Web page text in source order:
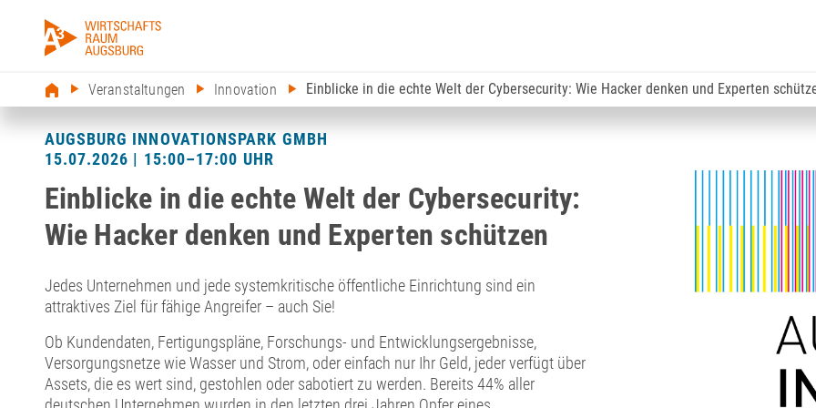
Veranstaltungen Innovation Einblicke in die echte Welt der Cybersecurity: Wie Hacker denken und Experten
AUGSBURG INNOVATIONSPARK GMBH
15.07.2026 | 15:00–17:00 UHR
Einblicke in die echte Welt der Cybersecurity:
Wie Hacker denken und Experten schützen
Jedes Unternehmen und jede systemkritische öffentliche Einrichtung sind ein
attraktives Ziel für fähige Angreifer – auch Sie!
Ob Kundendaten, Fertigungspläne, Forschungs- und Entwicklungsergebnisse,
Versorgungsnetze wie Wasser und Strom, oder einfach nur Ihr Geld, jeder verfügt über
Assets, die es wert sind, gestohlen oder sabotiert zu werden. Bereits 44% aller